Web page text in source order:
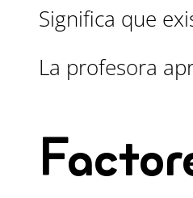
Significa que
La profesora